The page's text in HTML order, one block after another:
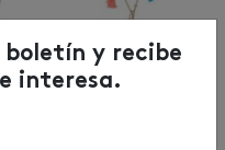
boletín y recibe
interesa.